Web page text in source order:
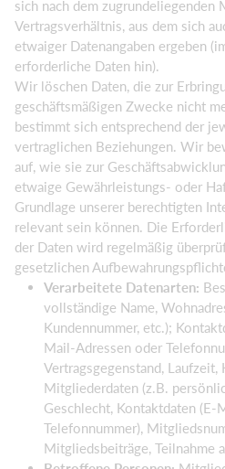
sich nach dem
Vertragsverhältnis, aus dem sich
etwaiger Datenangaben ergeben
erforderliche Daten hin).
Wir löschen Daten, die zur
geschäftsmäßigen Zwecke nicht
bestimmt sich entsprechend der
vertraglichen Beziehungen. Wir
auf, wie sie zur
etwaige Gewährleistungs- oder
Grundlage unserer berechtigten
relevant sein können. Die
der Daten wird regelmäßig
gesetzlichen
Verarbeitete Datenarten:
vollständige Name,
Kundennummer, etc.);
Mail-Adressen oder
Vertragsgegenstand, Laufzeit,
Mitgliederdaten (z.B.
Geschlecht, Kontaktdaten (E-
Telefonnummer),
Mitgliedsbeiträge, Teilnahme